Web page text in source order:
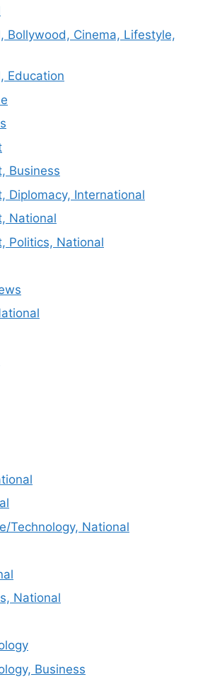
Bollywood, Cinema, Lifestyle,
Education
Business
Diplomacy, International
National
Politics, National
Technology, National
National
Business